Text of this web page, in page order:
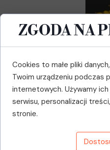
ZGODA NA
Cookies to małe pliki
Twoim urządzeniu podczas
internetowych. Używamy ich
serwisu, personalizacji
stronie.